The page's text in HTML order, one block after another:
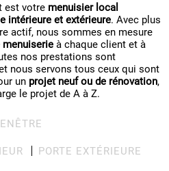
est votre menuisier local
intérieure et extérieure. Avec plus
actif, nous sommes en mesure
à chaque client et à
nos prestations sont
nous servons tous ceux qui sont
un projet neuf ou de rénovation,
le projet de A à Z.
PORTE EXTÉRIEURE